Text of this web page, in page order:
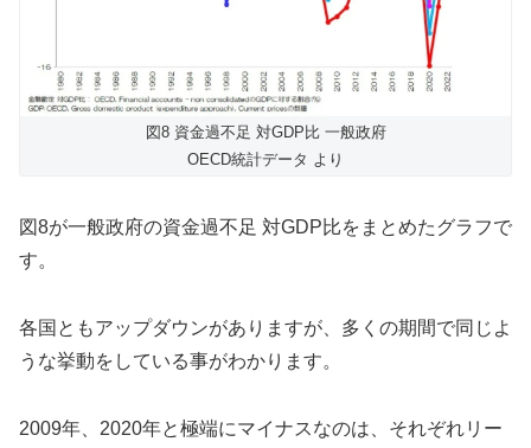
図8 資金過不足 対GDP比 一般政府
OECD統計データ より
図8が一般政府の資金過不足 対GDP比をまとめたグラフで
す。
各国ともアップダウンがありますが、多くの期間で同じよ
うな挙動をしている事がわかります。
2009年、2020年と極端にマイナスなのは、それぞれリー